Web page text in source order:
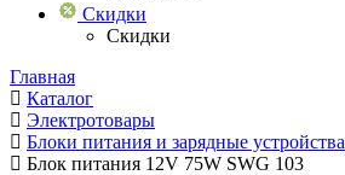
Скидки
Скидки
Главная
Каталог
Электротовары
Блоки питания и зарядные устройства
Блок питания 12V 75W SWG 103